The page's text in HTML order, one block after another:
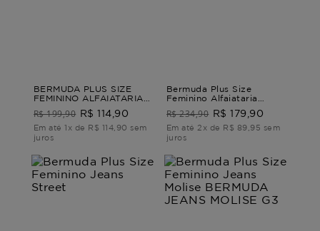
BERMUDA PLUS SIZE
FEMININO ALFAIATARIA
SENSIBILE Bege M
R$ 199,90 R$ 114,90
Em até 1x de R$ 114,90 sem
juros
Bermuda Plus Size
Feminino Alfaiataria
Vignanello BERMUDA
ALFAIATARIA
VIGNANELLO Bege G1
R$ 234,90 R$ 179,90
Em até 2x de R$ 89,95 sem
juros